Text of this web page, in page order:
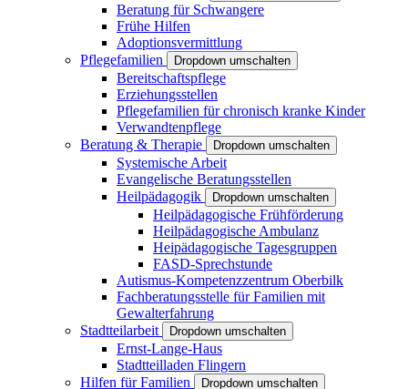
Beratung für Schwangere
Frühe Hilfen
Adoptionsvermittlung
Pflegefamilien
Dropdown umschalten
Bereitschaftspflege
Erziehungsstellen
Pflegefamilien für chronisch kranke Kinder
Verwandtenpflege
Beratung & Therapie
Dropdown umschalten
Systemische Arbeit
Evangelische Beratungsstellen
Heilpädagogik
Dropdown umschalten
Heilpädagogische Frühförderung
Heilpädagogische Ambulanz
Heipädagogische Tagesgruppen
FASD-Sprechstunde
Autismus-Kompetenzzentrum Oberbilk
Fachberatungsstelle für Familien mit
Gewalterfahrung
Stadtteilarbeit
Dropdown umschalten
Ernst-Lange-Haus
Stadtteilladen Flingern
Hilfen für Familien
Dropdown umschalten